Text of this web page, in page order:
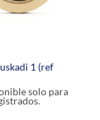
1 (ref
solo para